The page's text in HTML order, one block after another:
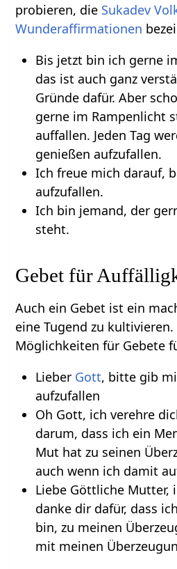
probieren, die Sukadev
Wunderaffirmationen
Bis jetzt bin ich gerne
das ist auch ganz
Gründe dafür. Aber
gerne im Rampenlicht
auffallen. Jeden Tag
genießen aufzufallen.
Ich freue mich darauf,
aufzufallen.
Ich bin jemand, der
steht.
Gebet für
Auch ein Gebet ist ein
eine Tugend zu
Möglichkeiten für Gebete
Lieber Gott, bitte gib
aufzufallen
Oh Gott, ich verehre
darum, dass ich ein
Mut hat zu seinen
auch wenn ich damit
Liebe Göttliche Mutter,
danke dir dafür, dass
bin, zu meinen
mit meinen